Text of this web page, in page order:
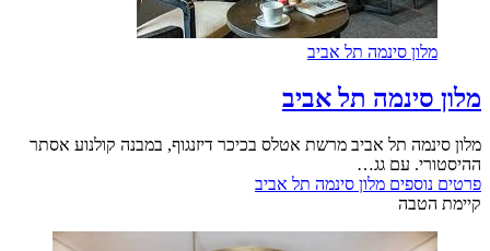
מלון סינמה תל אביב
מלון סינמה תל אביב
מלון סינמה תל אביב מרשת אטלס בכיכר דיזנגוף, במבנה קולנוע אסתר
ההיסטורי. עם גג…
פרטים נוספים מלון סינמה תל אביב
קיימת הטבה